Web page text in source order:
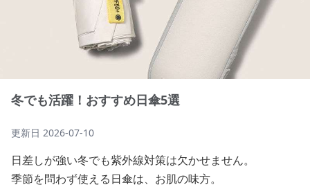
冬でも活躍！おすすめ日傘5選
更新日 2026-07-10
日差しが強い冬でも紫外線対策は欠かせません。
季節を問わず使える日傘は、お肌の味方。